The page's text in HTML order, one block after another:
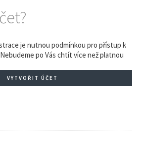
je nutnou podmínkou pro přístup k
po Vás chtít více než platnou
VYTVOŘIT ÚČET